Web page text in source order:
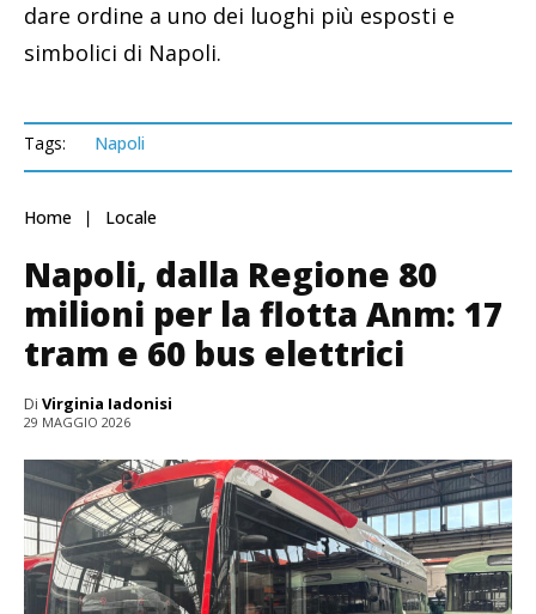
dare ordine a uno dei luoghi più esposti e
simbolici di Napoli.
Tags: Napoli
Home Locale
Napoli, dalla Regione 80
milioni per la flotta Anm: 17
tram e 60 bus elettrici
Di Virginia Iadonisi
29 MAGGIO 2026